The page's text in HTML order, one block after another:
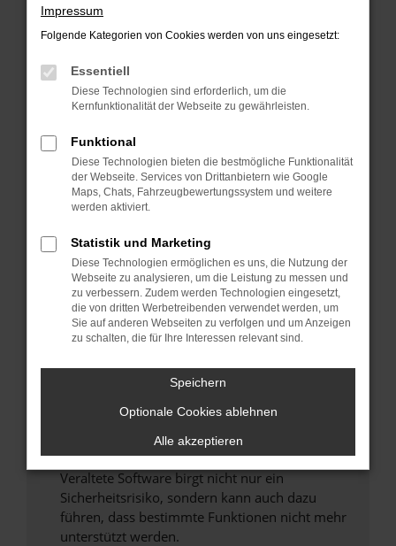
Fehler: Network Error
Beim Laden ist ein Fehler aufgetreten.
Hier sind ein paar Tipps, die dir helfen können:
Überprüfe deine Firewall und deine
Internetverbindung.
Laden andere Webseiten, zum Beispiel deine
Suchmaschine?
Manche Erweiterungen, wie Werbeblocker,
können das Laden bestimmter Seiten
verhindern. Funktioniert die Seite in einem
anderen Browser oder in einem privaten
Fenster?
Das kann manchmal helfen, vorübergehende
Probleme zu beheben.
Stelle sicher, dass dein Browser und dein
Betriebssystem auf dem neuesten Stand
sind.
Veraltete Software birgt nicht nur ein
Sicherheitsrisiko, sondern kann auch dazu
führen, dass bestimmte Funktionen nicht mehr
unterstützt werden.
Impressum
Folgende Kategorien von Cookies werden von uns eingesetzt:
Essentiell
Diese Technologien sind erforderlich, um die
Kernfunktionalität der Webseite zu gewährleisten.
Funktional
Diese Technologien bieten die bestmögliche Funktionalität
der Webseite. Services von Drittanbietern wie Google
Maps, Chats, Fahrzeugbewertungssystem und weitere
werden aktiviert.
Statistik und Marketing
Diese Technologien ermöglichen es uns, die Nutzung der
Webseite zu analysieren, um die Leistung zu messen und
zu verbessern. Zudem werden Technologien eingesetzt,
die von dritten Werbetreibenden verwendet werden, um
Sie auf anderen Webseiten zu verfolgen und um Anzeigen
zu schalten, die für Ihre Interessen relevant sind.
Speichern
Optionale Cookies ablehnen
Alle akzeptieren